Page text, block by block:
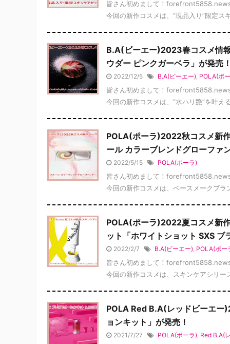
皆さん初めまして！
今回の新作コスメは、“現品入り”限定ス
B.A(ビーエー)2023春コスメ情
ウダー ピンクガーベラ」が発売
2022/12/5 B.A(ビーエー), POLA(ポ
皆さん初めまして！
今回の新作コスメは、“水ハリ艶”を叶え
POLA(ポーラ)2022秋コスメ新
ール カラーブレンドグローファ
2022/5/15 POLA(ポーラ)
皆さん初めまして！
今回の新作コスメは、ベースメークブラ
POLA(ポーラ)2022夏コスメ新
ット「ホワイトショット SXS
2022/2/7 B.A(ビーエー), POLA(ポー
皆さん初めまして！
今回の新作コスメは、スキンケアシリー
POLA Red B.A(レッドビーエー
ョンキット」が発売！
2021/7/27 POLA(ポーラ), Red B.A(